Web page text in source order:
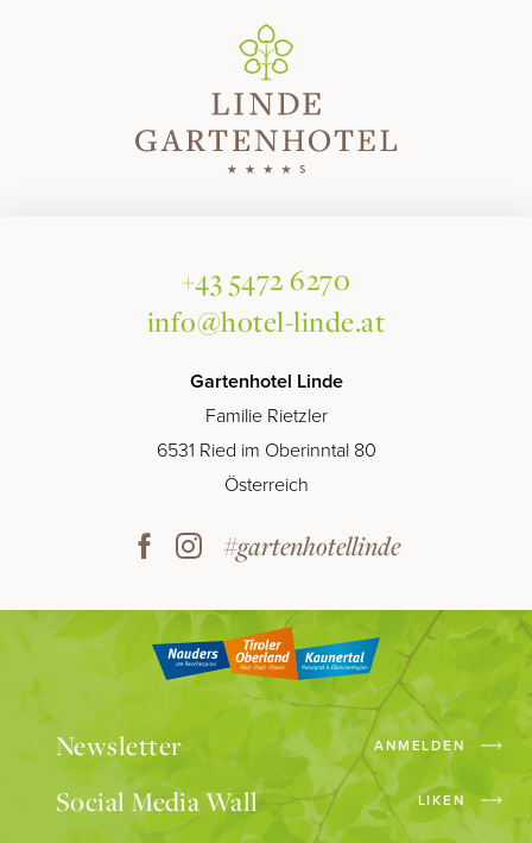
+43 5472 6270
info@hotel-linde.at
Gartenhotel Linde
Familie Rietzler
6531 Ried im Oberinntal 80
Österreich
#gartenhotellinde
Newsletter ANMELDEN
Social Media Wall LIKEN